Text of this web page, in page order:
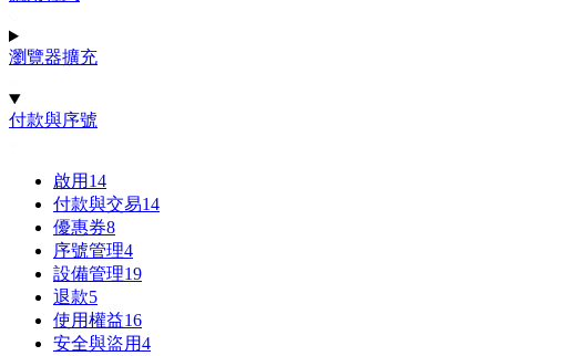
瀏覽器擴充
付款與序號
啟用 14
付款與交易14
優惠券8
序號管理4
設備管理19
退款5
使用權益16
安全與盜用4